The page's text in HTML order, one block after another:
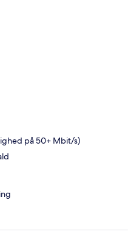
på 50+ Mbit/s)